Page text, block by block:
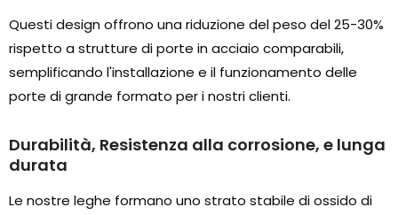
Questi design offrono una riduzione del peso del 25-30%
rispetto a strutture di porte in acciaio comparabili,
semplificando l'installazione e il funzionamento delle
porte di grande formato per i nostri clienti.
Durabilità, Resistenza alla corrosione, e lunga
durata
Le nostre leghe formano uno strato stabile di ossido di